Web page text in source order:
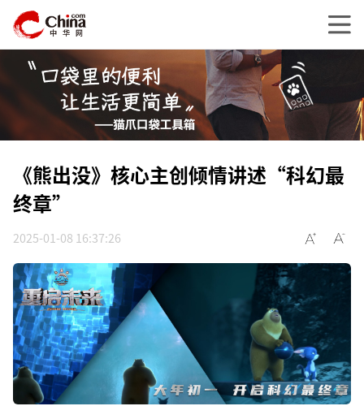
《熊出没》核心主创倾情讲述“科幻最
终章”
2025-01-08 16:37:26